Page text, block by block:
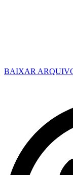
BAIXAR